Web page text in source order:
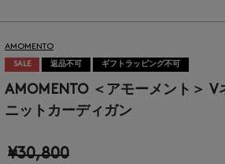
AMOMENTO
SALE 返品不可 ギフトラッピング不可
AMOMENTO ＜アモーメント＞ V
ニットカーディガン
¥30,800